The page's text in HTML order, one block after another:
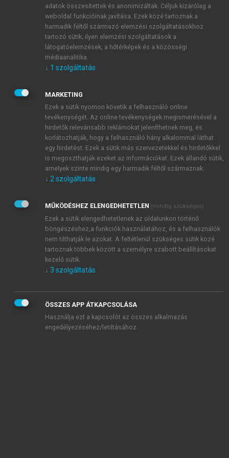
E-MAIL-CÍM
JELSZÓ
JELSZÓ ÚJRA
Kérek értesítést a MeRSZ újdonságairól, akcióiról.
Kérek értesítést az Akadémiai Kiadó Zrt. újdonságairól,
Adatkezelési tájékoztatóbanfoglaltakat tudomásul
veszem és elfogadom.
Általános vásárlási feltételeket, valamint a szotar.netés a
mersz.huoldalak licencszerződéseiben foglaltakat
tudomásul veszem és elfogadom.
KIPRÓBÁLOM
adatok összesítettek és anonimizáltak. Céljuk kizárólag a
weboldal funkcióinak javítása. Ezek közé tartoznak a
harmadik féltől származó elemzési szolgáltatásokhoz
tartozó sütik; ilyen elemzési szolgáltatások a
látogatóelemzések, a hőtérképek és a közösségi
médiaanalitika.
↓ 1 szolgáltatás
MARKETING
Ezek a sütik nyomon követik a felhasználó online
tevékenységét. Az online tevékenységek megismerésével a
hirdetők relevánsabb reklámokat jeleníthetnek meg, és
korlátozhatják, hogy a felhasználó hány alkalommal láthat
egy hirdetést. Ezek a sütik más szervezetekkel és hirdetőkkel
is megoszthatják ezeket az információkat. Ezek állandó sütik,
amelyek szinte mindig egy harmadik féltől származnak.
↓ 2 szolgáltatás
MŰKÖDÉSHEZ ELENGEDHETETLEN (mindig szükséges)
Ezek a sütik elengedhetetlenek az oldalunkon történő
böngészéshez,a funkciók használatához, és a felhasználók
nem tilthatják le azokat. A feltétlenül szükséges sütik közé
tartoznak többek között a személyre szabott beállításokat
kezelő sütik.
↓ 3 szolgáltatás
ÖSSZES APP ÁTKAPCSOLÁSA
Használja ezt a kapcsolót az összes alkalmazás
engedélyezéséhez/letiltásához.